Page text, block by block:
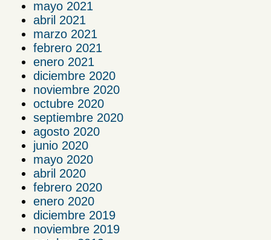
mayo 2021
abril 2021
marzo 2021
febrero 2021
enero 2021
diciembre 2020
noviembre 2020
octubre 2020
septiembre 2020
agosto 2020
junio 2020
mayo 2020
abril 2020
febrero 2020
enero 2020
diciembre 2019
noviembre 2019